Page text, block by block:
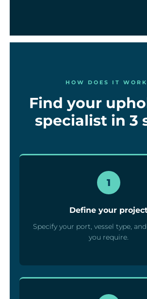
HOW DOES IT
Find your
specialist in 3
1
Define your
Specify your port, vessel type,
you require.